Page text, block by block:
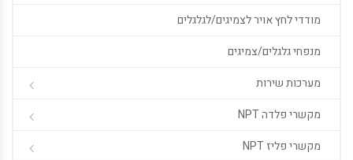
מודדי לחץ אויר לצמיגים/לגלגלים
מנפחי גלגלים/צמיגים
מערכות שירות
מקשרי פלדה NPT
מקשרי פליז NPT